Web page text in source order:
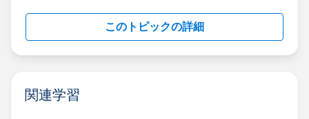
Regards,
Tableau Visionary and Forums Ambassador
このトピックの詳細
関連学習